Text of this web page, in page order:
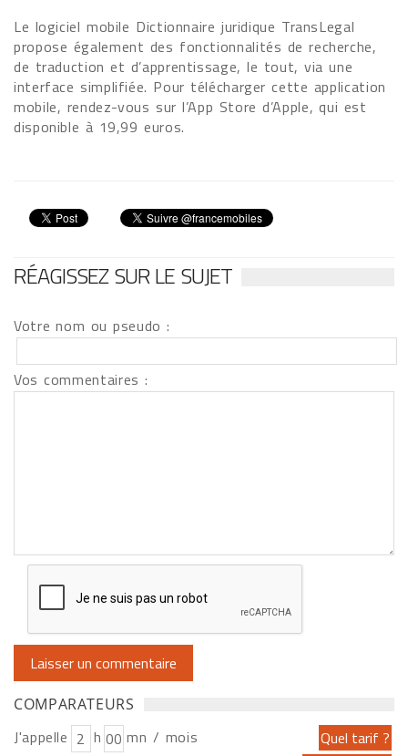
Le logiciel mobile Dictionnaire juridique TransLegal
propose également des fonctionnalités de recherche,
de traduction et d’apprentissage, le tout, via une
interface simplifiée. Pour télécharger cette application
mobile, rendez-vous sur l’App Store d’Apple, qui est
disponible à 19,99 euros.
RÉAGISSEZ SUR LE SUJET
Votre nom ou pseudo :
Vos commentaires :
COMPARATEURS
J'appelle h
mn / mois